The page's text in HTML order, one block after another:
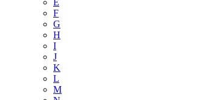
E
F
G
H
I
J
K
L
M